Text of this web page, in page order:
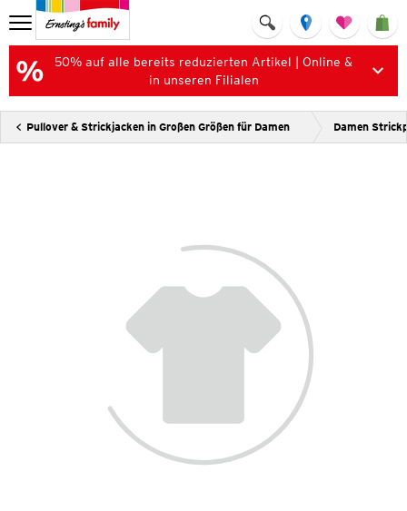
50% auf alle bereits reduzierten Artikel | Online &
in unseren Filialen
Pullover & Strickjacken in Großen Größen für Damen Damen